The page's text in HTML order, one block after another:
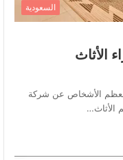
السعودية
الأثاث
معظم الأشخاص عن شركة
الأثاث…